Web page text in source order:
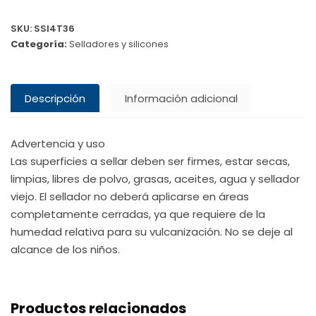
SKU: SSI4T36
Categoría:Selladores y silicones
Descripción Información adicional
Advertencia y uso
Las superficies a sellar deben ser firmes, estar secas,
limpias, libres de polvo, grasas, aceites, agua y sellador
viejo. El sellador no deberá aplicarse en áreas
completamente cerradas, ya que requiere de la
humedad relativa para su vulcanización. No se deje al
alcance de los niños.
Productos relacionados